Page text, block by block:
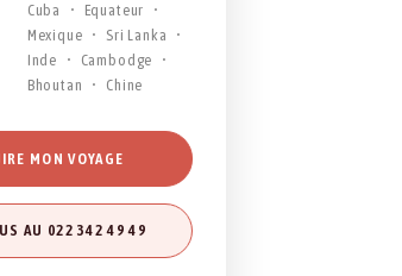
Cuba
Equateur
Mexique
Sri Lanka
Inde
Cambodge
Bhoutan
Chine
MON VOYAGE
AU 022 342 49 49